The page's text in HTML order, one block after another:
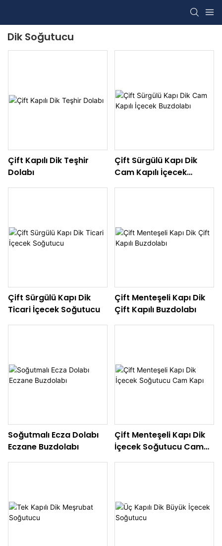
Dik Soğutucu
Çift Kapılı Dik Teşhir
Dolabı
Çift Sürgülü Kapı Dik
Cam Kapılı İçecek
Çift Sürgülü Kapı Dik
Ticari İçecek Soğutucu
Çift Menteşeli Kapı Dik
Çift Kapılı Buzdolabı
Soğutmalı Ecza Dolabı
Eczane Buzdolabı
Çift Menteşeli Kapı Dik
İçecek Soğutucu Cam